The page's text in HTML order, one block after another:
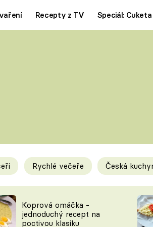
Recepty z TV Speciál: Cuketa
a triky
ZA JÍDLEM
Rychlé večeře Česká
Koprová omáčka -
jednoduchý recept na
poctivou klasiku